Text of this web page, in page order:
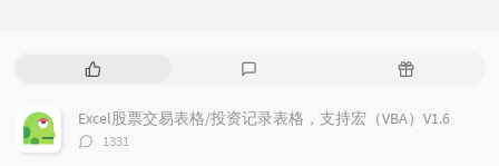
P
p
u
t
e
R
Excel股票交易表格/投资记录表格，支持宏（VBA）V1.6
评
1331